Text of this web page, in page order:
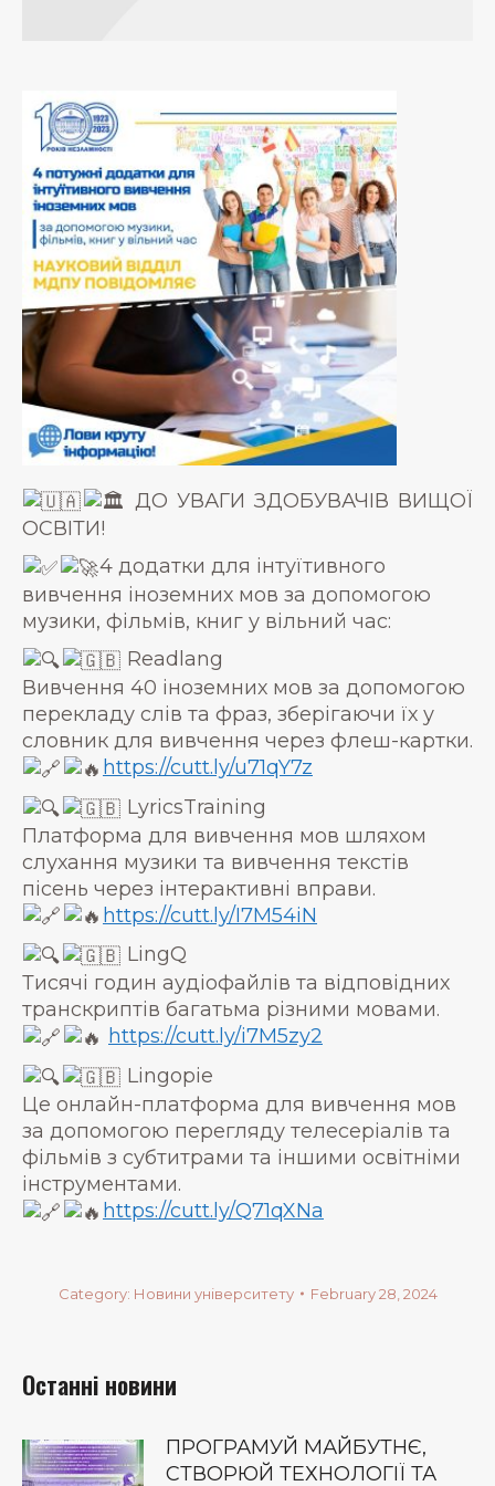
ДО УВАГИ ЗДОБУВАЧІВ ВИЩОЇ
ОСВІТИ!
4 додатки для інтуїтивного
вивчення іноземних мов за допомогою
музики, фільмів, книг у вільний час:
Readlang
Вивчення 40 іноземних мов за допомогою
перекладу слів та фраз, зберігаючи їх у
словник для вивчення через флеш-картки.
https://cutt.ly/u71qY7z
LyricsTraining
Платформа для вивчення мов шляхом
слухання музики та вивчення текстів
пісень через інтерактивні вправи.
https://cutt.ly/I7M54iN
LingQ
Тисячі годин аудіофайлів та відповідних
транскриптів багатьма різними мовами.
https://cutt.ly/i7M5zy2
Lingopie
Це онлайн-платформа для вивчення мов
за допомогою перегляду телесеріалів та
фільмів з субтитрами та іншими освітніми
інструментами.
https://cutt.ly/Q71qXNa
Category: Новини університету February 28, 2024
Останні новини
ПРОГРАМУЙ МАЙБУТНЄ,
СТВОРЮЙ ТЕХНОЛОГІЇ ТА